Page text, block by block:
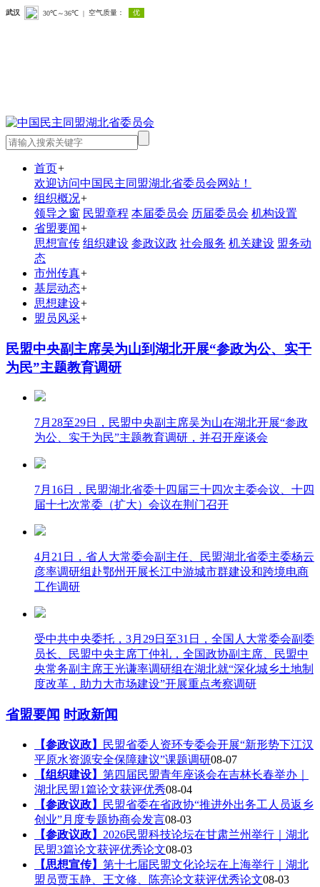
首页+
欢迎访问中国民主同盟湖北省委员会网站！
组织概况+
领导之窗 民盟章程 本届委员会 历届委员会 机构设置
省盟要闻+
思想宣传 组织建设 参政议政 社会服务 机关建设 盟务动
态
市州传真+
基层动态+
思想建设+
盟员风采+
民盟中央副主席吴为山到湖北开展“参政为公、实干
为民”主题教育调研
7月28至29日，民盟中央副主席吴为山在湖北开展“参政
为公、实干为民”主题教育调研，并召开座谈会
7月16日，民盟湖北省委十四届三十四次主委会议、十四
届十七次常委（扩大）会议在荆门召开
4月21日，省人大常委会副主任、民盟湖北省委主委杨云
彦率调研组赴鄂州开展长江中游城市群建设和跨境电商
工作调研
受中共中央委托，3月29日至31日，全国人大常委会副委
员长、民盟中央主席丁仲礼，全国政协副主席、民盟中
央常务副主席王光谦率调研组在湖北就“深化城乡土地制
度改革，助力大市场建设”开展重点考察调研
省盟要闻 时政新闻
【参政议政】
民盟省委人资环专委会开展“新形势下江汉
平原水资源安全保障建议”课题调研08-07
【组织建设】 第四届民盟青年座谈会在吉林长春举办｜
湖北民盟1篇论文获评优秀08-04
【参政议政】
民盟省委在省政协“推进外出务工人员返乡
创业”月度专题协商会发言08-03
【参政议政】 2026民盟科技论坛在甘肃兰州举行｜湖北
民盟3篇论文获评优秀论文08-03
【思想宣传】 第十七届民盟文化论坛在上海举行｜湖北
盟员贾玉静、王文修、陈亮论文获评优秀论文08-03